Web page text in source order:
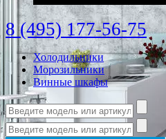
8 (495) 177-56-75
Холодильники
Морозильники
Винные шкафы